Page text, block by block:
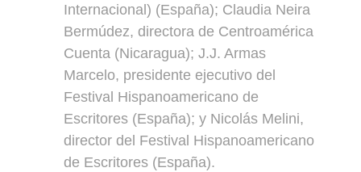
Internacional) (España); Claudia Neira
Bermúdez, directora de Centroamérica
Cuenta (Nicaragua); J.J. Armas
Marcelo, presidente ejecutivo del
Festival Hispanoamericano de
Escritores (España); y Nicolás Melini,
director del Festival Hispanoamericano
de Escritores (España).